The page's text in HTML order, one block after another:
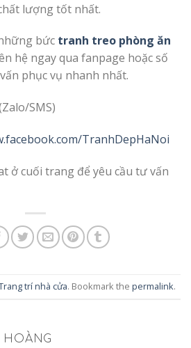
lượng tốt nhất.
bức tranh treo phòng ăn
hệ ngay qua fanpage hoặc số
phục vụ nhanh nhất.
SMS)
TranhDepHaNoi
ở cuối trang để yêu cầu tư vấn
trí nhà cửa. Bookmark the permalink.
HOÀNG